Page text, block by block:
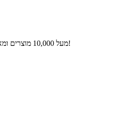
מעל 10,000 מוצרים ומאכלים במאגר עם ערכים תזונתיים!